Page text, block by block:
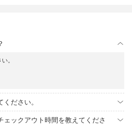
。
ださい。
ェックアウト時間を教えてくださ